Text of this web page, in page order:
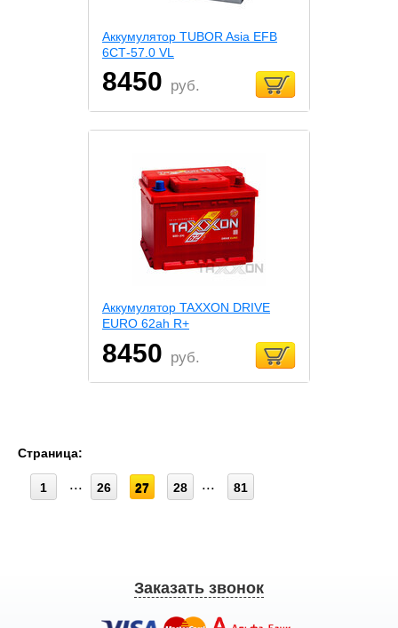
Аккумулятор TUBOR Asia EFB
6СТ-57.0 VL
8450 руб.
Аккумулятор TAXXON DRIVE
EURO 62ah R+
8450 руб.
Страница:
1 26 27 28 81
Заказать звонок